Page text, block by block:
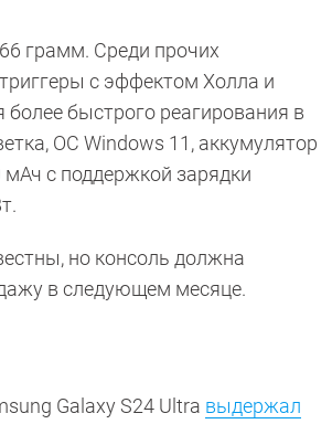
грамм. Среди прочих
с эффектом Холла и
быстрого реагирования в
ОС Windows 11, аккумулятор
с поддержкой зарядки
но консоль должна
в следующем месяце.
Galaxy S24 Ultra выдержал